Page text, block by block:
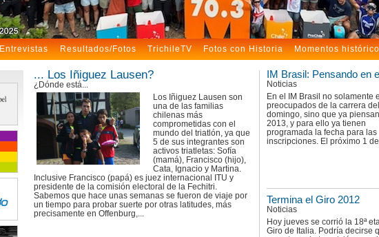
Entrevistas Resultados/Fotos TrichileTV Fotos con Historia Momentos
IM Brasil: Pensando en
Noticias
En el IM Brasil no solamente
preocupados de la carrera del
domingo, sino que ya piensan
2013, y para ello ya tienen
programada la fecha para las
inscripciones. El próximo 1
Termina el Giro 2012
Noticias
Hoy jueves se corrió la 18ª
Giro de Italia. Podría decirse
... Los Iñiguez Lausen?
¿Dónde está...
Los Iñiguez Lausen son
una de las familias
chilenas más
comprometidas con el
mundo del triatlón, ya que
5 de sus integrantes son
activos triatletas: Sofía
(mamá), Francisco (hijo),
Cata, Ignacio y Martina.
Inclusive Francisco (papá) es juez internacional ITU y
presidente de la comisión electoral de la Fechitri.
Sabemos que hace unas semanas se fueron de viaje por
un tiempo para probar suerte por otras latitudes, más
precisamente en Offenburg,...